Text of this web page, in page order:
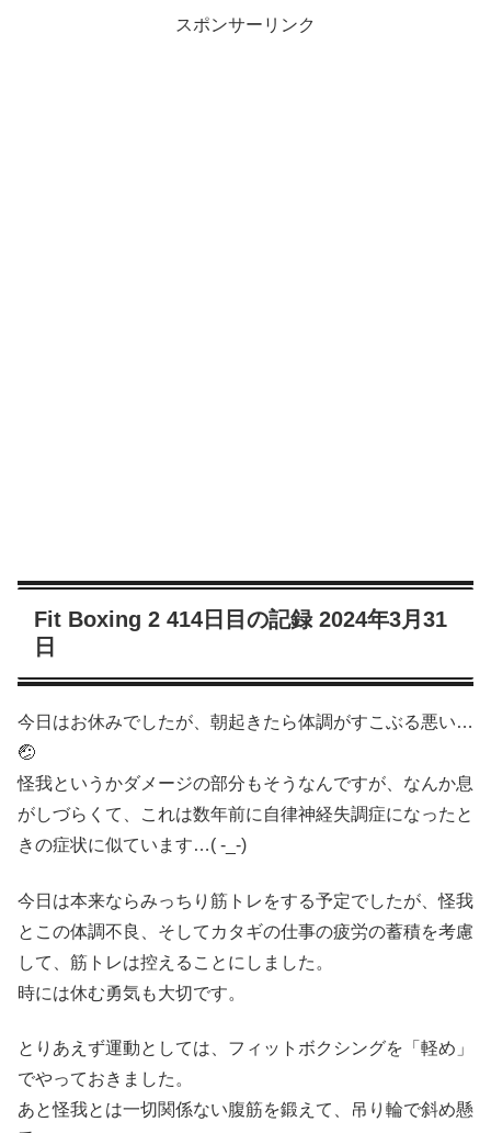
スポンサーリンク
Fit Boxing 2 414日目の記録 2024年3月31
日
今日はお休みでしたが、朝起きたら体調がすこぶる悪い…
🤕
怪我というかダメージの部分もそうなんですが、なんか息
がしづらくて、これは数年前に自律神経失調症になったと
きの症状に似ています…( -_-)
今日は本来ならみっちり筋トレをする予定でしたが、怪我
とこの体調不良、そしてカタギの仕事の疲労の蓄積を考慮
して、筋トレは控えることにしました。
時には休む勇気も大切です。
とりあえず運動としては、フィットボクシングを「軽め」
でやっておきました。
あと怪我とは一切関係ない腹筋を鍛えて、吊り輪で斜め懸